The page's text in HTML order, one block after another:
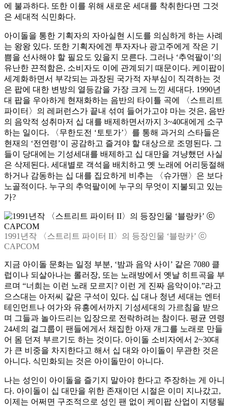
에 불과하다. 또한 이를 위해 새로운 세대를 착취한다면 그것
은 세대적 식민화다.
아이돌을 통한 기획자의 자아실현 시도를 의심하게 하는 사례
는 왕왕 있다. 또한 기획자에겐 투자자나 광고주에게 작은 기
쁨을 선사해야 할 필요도 있을지 모른다. 그러나 ‘추억팔이’의
유난한 끈적함은, 소비자도 이에 관계되기 때문이다. 케이팝이
세계화하면서 부각되는 과장된 국가적 자부심이 직격하는 것
은 팝에 대한 변방의 열등감을 가장 크게 느낀 세대다. 1990년
대 팝을 우아하게 현재화하는 음반의 타이틀 곡에 〈스트리트
파이터〉의 레퍼런스가 끝내 섞여 들어가고야 마는 것은, 음반
의 음악적 성취마저 십 대를 배제하면서까지 3~40대에게 소구
하는 일이다. 〈무한도전 ‘토토가’〉를 통해 과거의 스타들은
현재의 ‘전연령’이 공감하고 즐겨야 할 대상으로 조명된다. 그
들이 당대에는 기성세대를 배제하고 십 대만을 겨냥했던 사실
은 삭제된다. 세대별로 객석을 배치하고 옛 노래에 어리둥절해
하거나 감동하는 십 대를 집요하게 비추는 〈슈가맨〉은 보다
노골적이다. 누구의 추억팔이에 누구의 무엇이 지불되고 있는
가?
1991년작 〈스트리트 파이터 II〉의 등장인물 ‘블랑카’ ⓒ
CAPCOM
지금 아이돌 문화는 일정 부분, ‘밤과 음악 사이’ 같은 7080 클
럽이나 되살아나는 롤러장, 또는 노래방에서 옛날 히트곡을 부
르며 “너희는 이런 노래 모르지? 이런 게 진짜 음악이야.”라고
으스대는 아저씨 같은 구석이 있다. 십 대나 청년 세대는 엔터
테인먼트나 여가와 유흥에서까지 기성세대의 가르침을 받으
며 그들과 놀아드리는 입장으로 전락하려는 참이다. 평균 연령
24세의 걸그룹이 팬들에게서 채집한 아재 개그를 노래로 만들
어 몸 던져 부르기도 하는 것이다. 아이돌 소비자에서 2~30대
가 큰 비중을 차지한다고 해서 십 대와 아이돌이 무관한 것은
아니다. 식민화되는 것은 아이돌만이 아니다.
나는 성인이 아이돌을 즐기지 말아야 한다고 주장하는 게 아니
다. 아이돌이 십 대만을 위한 존재이던 시절은 이미 지나갔고,
이제는 어쩌면 구조적으로 성인 팬 없이 케이팝 산업이 지탱될